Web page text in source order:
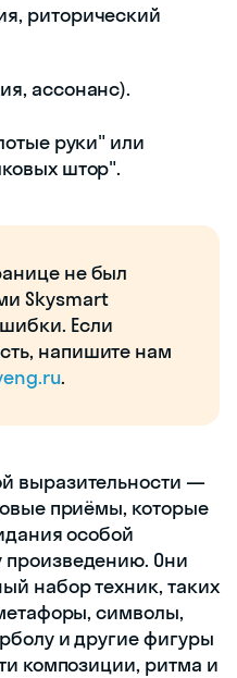
риторический
ассонанс).
руки" или
штор".
не был
Skysmart
Если
напишите нам
.
выразительности —
приёмы, которые
особой
произведению. Они
набор техник, таких
символы,
и другие фигуры
композиции, ритма и